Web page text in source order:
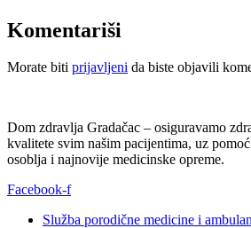
Komentariši
Morate biti prijavljeni da biste objavili
Dom zdravlja Gradačac – osiguravamo
kvalitete svim našim pacijentima, uz
osoblja i najnovije medicinske opreme.
Facebook-f
Služba porodične medicine i